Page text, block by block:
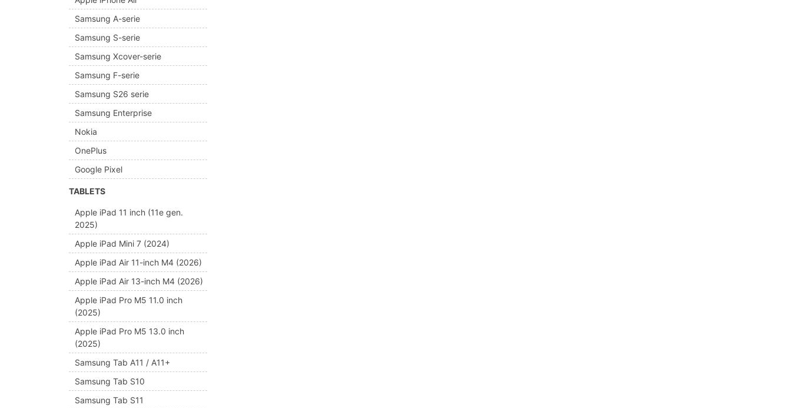
Samsung A-serie
Samsung S-serie
Samsung Xcover-serie
Samsung F-serie
Samsung S26 serie
Samsung Enterprise
Nokia
OnePlus
Google Pixel
TABLETS
Apple iPad 11 inch (11e gen.
2025)
Apple iPad Mini 7 (2024)
Apple iPad Air 11-inch M4 (2026)
Apple iPad Air 13-inch M4 (2026)
Apple iPad Pro M5 11.0 inch
(2025)
Apple iPad Pro M5 13.0 inch
(2025)
Samsung Tab A11 / A11+
Samsung Tab S10
Samsung Tab S11